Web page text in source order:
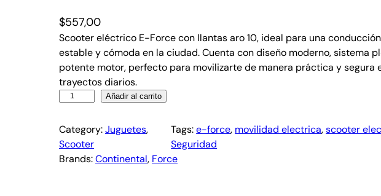
$557,00
Scooter eléctrico E-Force con llantas aro 10, ideal para una
estable y cómoda en la ciudad. Cuenta con diseño moderno, sistema
potente motor, perfecto para movilizarte de manera práctica y segura
trayectos diarios.
Añadir al carrito
Category:Juguetes
Scooter
Tags:e-force, movilidad electrica, scooter
Seguridad
Brands:Continental, Force